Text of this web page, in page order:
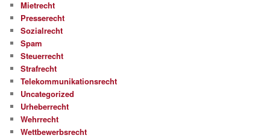
Mietrecht
Presserecht
Sozialrecht
Spam
Steuerrecht
Strafrecht
Telekommunikationsrecht
Uncategorized
Urheberrecht
Wehrrecht
Wettbewerbsrecht